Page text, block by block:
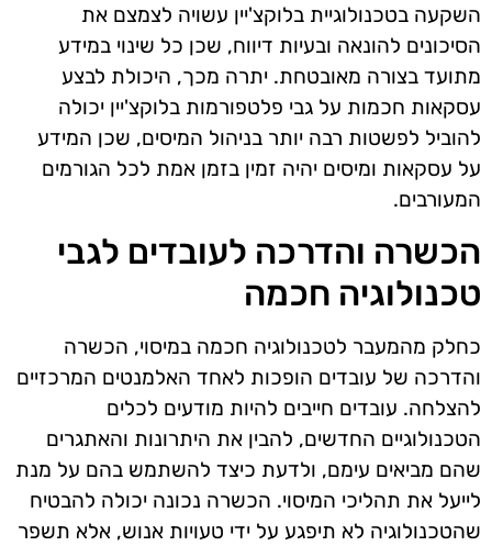
השקעה בטכנולוגיית בלוקצ'יין עשויה לצמצם את
הסיכונים להונאה ובעיות דיווח, שכן כל שינוי במידע
מתועד בצורה מאובטחת. יתרה מכך, היכולת לבצע
עסקאות חכמות על גבי פלטפורמות בלוקצ'יין יכולה
להוביל לפשטות רבה יותר בניהול המיסים, שכן המידע
על עסקאות ומיסים יהיה זמין בזמן אמת לכל הגורמים
המעורבים.
הכשרה והדרכה לעובדים לגבי
טכנולוגיה חכמה
כחלק מהמעבר לטכנולוגיה חכמה במיסוי, הכשרה
והדרכה של עובדים הופכות לאחד האלמנטים המרכזיים
להצלחה. עובדים חייבים להיות מודעים לכלים
הטכנולוגיים החדשים, להבין את היתרונות והאתגרים
שהם מביאים עימם, ולדעת כיצד להשתמש בהם על מנת
לייעל את תהליכי המיסוי. הכשרה נכונה יכולה להבטיח
שהטכנולוגיה לא תיפגע על ידי טעויות אנוש, אלא תשפר